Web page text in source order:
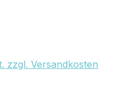
zzgl. Versandkosten